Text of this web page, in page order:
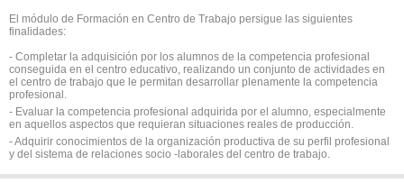
El módulo de Formación en Centro de Trabajo persigue las siguientes
finalidades:
- Completar la adquisición por los alumnos de la competencia profesional
conseguida en el centro educativo, realizando un conjunto de actividades en
el centro de trabajo que le permitan desarrollar plenamente la competencia
profesional.
- Evaluar la competencia profesional adquirida por el alumno, especialmente
en aquellos aspectos que requieran situaciones reales de producción.
- Adquirir conocimientos de la organización productiva de su perfil profesional
y del sistema de relaciones socio -laborales del centro de trabajo.